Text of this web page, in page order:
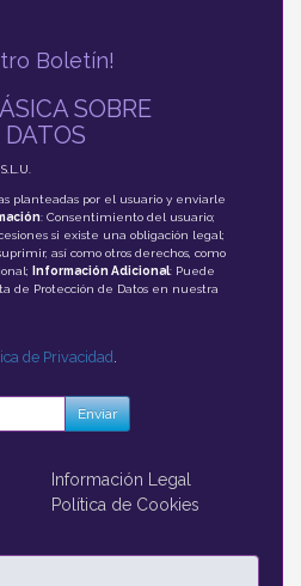
Boletín!
SOBRE
DATOS
planteadas por el usuario y enviarle
: Consentimiento del usuario;
si existe una obligación legal;
así como otros derechos, como
Información Adicional: Puede
de Protección de Datos en nuestra
de Privacidad .
Enviar
Información Legal
Política de Cookies